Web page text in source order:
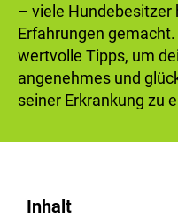
– viele Hundebesitzer
Erfahrungen
wertvolle Tipps, um
angenehmes und
seiner Erkrankung zu
Inhalt